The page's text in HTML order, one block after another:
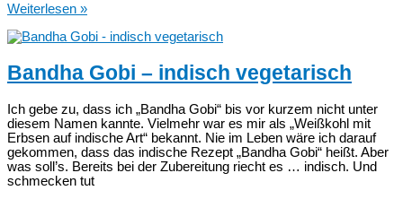
Putengulasch
Currysauce
Weiterlesen »
Bandha Gobi – indisch vegetarisch
Ich gebe zu, dass ich „Bandha Gobi“ bis vor kurzem nicht unter
diesem Namen kannte. Vielmehr war es mir als „Weißkohl mit
Erbsen auf indische Art“ bekannt. Nie im Leben wäre ich darauf
gekommen, dass das indische Rezept „Bandha Gobi“ heißt. Aber
was soll’s. Bereits bei der Zubereitung riecht es … indisch. Und
schmecken tut